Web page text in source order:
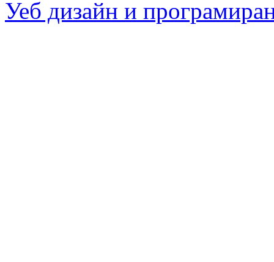
Уеб дизайн и